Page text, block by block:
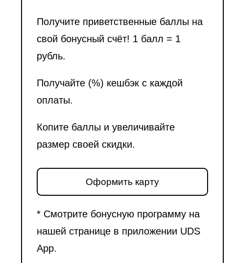
Получите приветственные баллы на
свой бонусный счёт! 1 балл = 1
рубль.
Получайте (%) кешбэк с каждой
оплаты.
Копите баллы и увеличивайте
размер своей скидки.
Оформить карту
* Смотрите бонусную программу на
нашей странице в приложении UDS
App.